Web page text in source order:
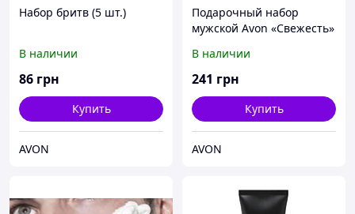
Набор бритв (5 шт.)
В наличии
86 грн
Купить
AVON
Подарочный набор
мужской Avon «Свежесть»
В наличии
241 грн
Купить
AVON